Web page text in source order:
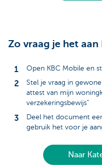
Zo vraag je het aan
Open KBC Mobile en
Stel je vraag in
attest van mijn
verzekeringsbewijs”
Deel het document
gebruik het voor je
Naar